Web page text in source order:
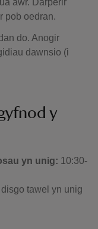
awr. Darperir
pob oedran.
do. Anogir
dawnsio (i
y
yn unig: 10:30-
tawel yn unig